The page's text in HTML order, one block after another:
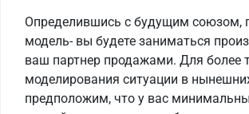
Определившись с будущим союзом,
модель- вы будете заниматься
ваш партнер продажами. Для более
моделирования ситуации в
предположим, что у вас